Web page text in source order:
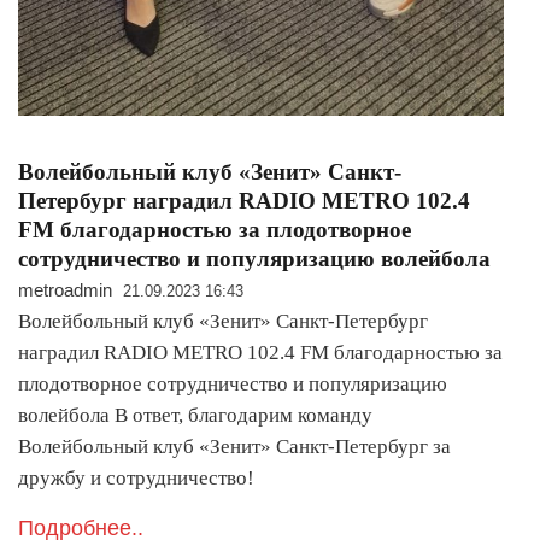
Волейбольный клуб «Зенит» Санкт-
Петербург наградил RADIO METRO 102.4
FM благодарностью за плодотворное
сотрудничество и популяризацию волейбола
metroadmin 21.09.2023 16:43
Волейбольный клуб «Зенит» Санкт-Петербург
наградил RADIO METRO 102.4 FM благодарностью за
плодотворное сотрудничество и популяризацию
волейбола В ответ, благодарим команду
Волейбольный клуб «Зенит» Санкт-Петербург за
дружбу и сотрудничество!
Подробнее..